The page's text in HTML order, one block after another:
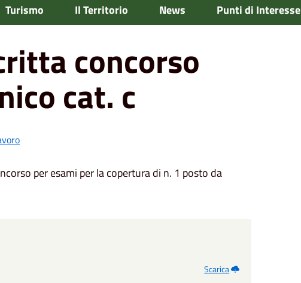
Turismo Il Territorio News Punti di Interesse
istruttore tecnico cat. c
concorso
cat. c
per esami per la copertura di n. 1 posto da
Scarica